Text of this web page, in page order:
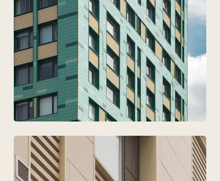
Техновид — бұл
сәулетшілердің,
инженерлердің және
девелоперлердіңтілінде
сөйлейтін команда.
+7